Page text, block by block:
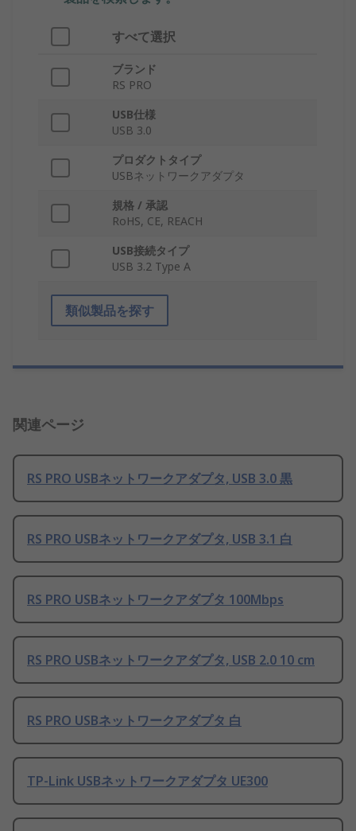
すべて選択
ブランド
RS PRO
USB仕様
USB 3.0
プロダクトタイプ
USBネットワークアダプタ
規格 / 承認
RoHS, CE, REACH
USB接続タイプ
USB 3.2 Type A
類似製品を探す
関連ページ
RS PRO USBネットワークアダプタ, USB 3.0 黒
RS PRO USBネットワークアダプタ, USB 3.1 白
RS PRO USBネットワークアダプタ 100Mbps
RS PRO USBネットワークアダプタ, USB 2.0 10 cm
RS PRO USBネットワークアダプタ 白
TP-Link USBネットワークアダプタ UE300